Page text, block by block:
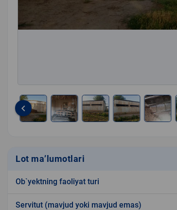
12
keyboard_arrow_left
Lot ma’lumotlari
Ob`yektning faoliyat turi
Servitut (mavjud yoki mavjud emas)